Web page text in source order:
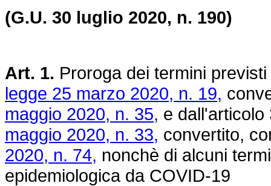
(G.U. 30 luglio 2020, n. 190)
Art. 1. Proroga dei termini
legge 25 marzo 2020, n. 19,
maggio 2020, n. 35, e
maggio 2020, n. 33, convertito,
2020, n. 74, nonchè di alcuni
epidemiologica da COVID-19